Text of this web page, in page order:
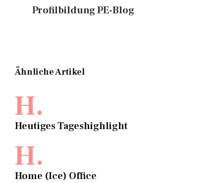
Profilbildung PE-Blog
Ähnliche Artikel
H.
Heutiges Tageshighlight
H.
Home (Ice) Office